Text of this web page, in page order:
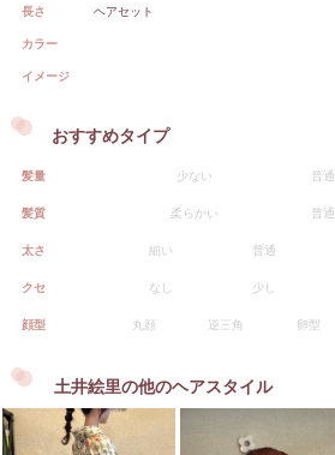
長さ ヘアセット
カラー
イメージ
おすすめタイプ
髪量 少ない 普通
髪質 柔らかい 普通
太さ 細い 普通
クセ なし 少し
顔型 丸顔 逆三角 卵型
土井絵里の他のヘアスタイル